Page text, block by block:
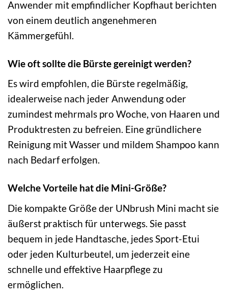
Anwender mit empfindlicher Kopfhaut berichten
von einem deutlich angenehmeren
Kämmergefühl.
Wie oft sollte die Bürste gereinigt werden?
Es wird empfohlen, die Bürste regelmäßig,
idealerweise nach jeder Anwendung oder
zumindest mehrmals pro Woche, von Haaren und
Produktresten zu befreien. Eine gründlichere
Reinigung mit Wasser und mildem Shampoo kann
nach Bedarf erfolgen.
Welche Vorteile hat die Mini-Größe?
Die kompakte Größe der UNbrush Mini macht sie
äußerst praktisch für unterwegs. Sie passt
bequem in jede Handtasche, jedes Sport-Etui
oder jeden Kulturbeutel, um jederzeit eine
schnelle und effektive Haarpflege zu
ermöglichen.